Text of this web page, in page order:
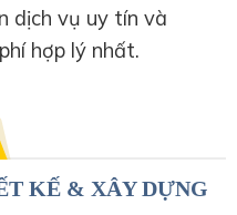
dịch vụ uy tín và
hợp lý nhất.
KẾ & XÂY DỰNG